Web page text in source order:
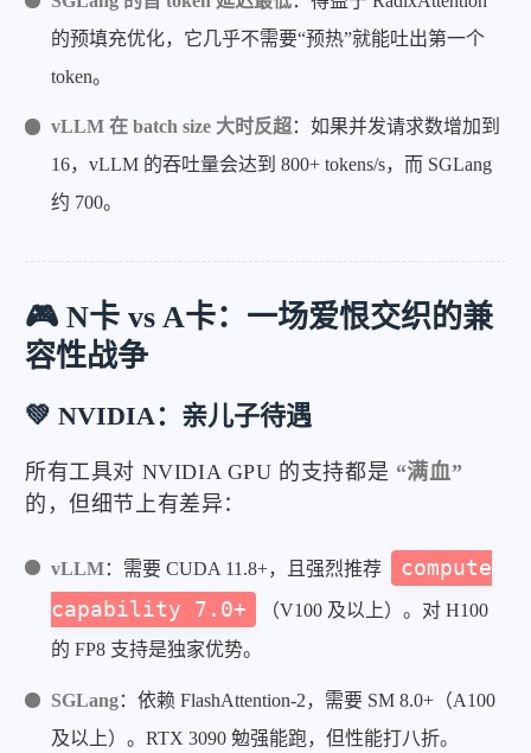
的预填充优化，它几乎不需要“预热”就能吐出第一个
token。
vLLM 在 batch size 大时反超：如果并发请求数增加到
16，vLLM 的吞吐量会达到 800+ tokens/s，而 SGLang
约 700。
🎮 N卡 vs A卡：一场爱恨交织的兼
容性战争
💚 NVIDIA：亲儿子待遇
所有工具对 NVIDIA GPU 的支持都是 “满血”
的，但细节上有差异：
vLLM：需要 CUDA 11.8+，且强烈推荐
compute
capability 7.0+
（V100 及以上）。对 H100
的 FP8 支持是独家优势。
SGLang：依赖 FlashAttention-2，需要 SM 8.0+（A100
及以上）。RTX 3090 勉强能跑，但性能打八折。